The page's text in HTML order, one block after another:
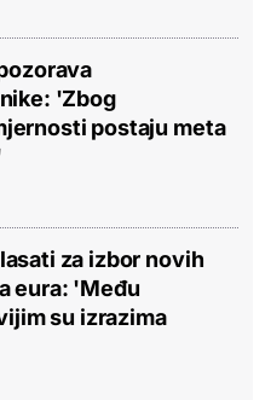
'Zbog
postaju meta
za izbor novih
eura: 'Među
su izrazima